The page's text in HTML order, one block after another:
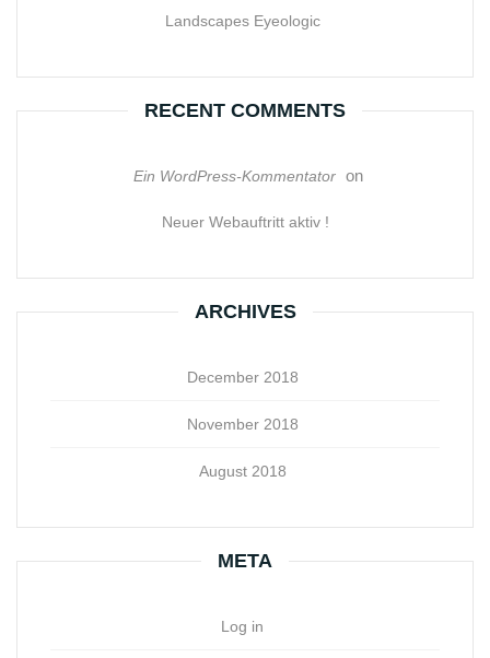
Landscapes Eyeologic
RECENT COMMENTS
Ein WordPress-Kommentator on
Neuer Webauftritt aktiv !
ARCHIVES
December 2018
November 2018
August 2018
META
Log in